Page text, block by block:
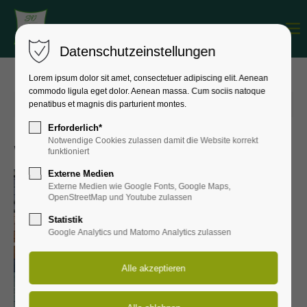
Login
Benutzername
Passwort
Anmelden
Register |Lost your password?
Support
Lorem ipsum dolor sit amet:
Menu
02.02.2026 16:11 von Kevin Phillipp
Wir haben sonntags gute Laune
Datenschutzeinstellungen
Lorem ipsum dolor sit amet, consectetuer adipiscing elit. Aenean
commodo ligula eget dolor. Aenean massa. Cum sociis natoque
penatibus et magnis dis parturient montes.
Erforderlich*
Notwendige Cookies zulassen damit die Website korrekt
funktioniert
Externe Medien
Externe Medien wie Google Fonts, Google Maps,
OpenStreetMap und Youtube zulassen
Statistik
Google Analytics und Matomo Analytics zulassen